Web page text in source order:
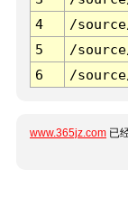
4
/
5
/
6
/
www.365jz.com 已